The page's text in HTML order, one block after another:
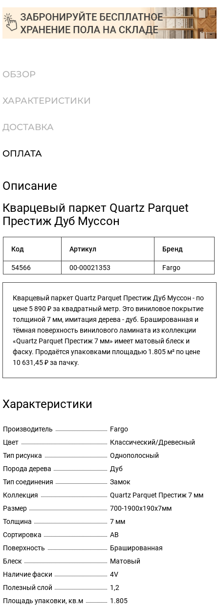
ОБЗОР
ХАРАКТЕРИСТИКИ
ДОСТАВКА
ОПЛАТА
Описание
​Кварцевый паркет Quartz Parquet
Престиж Дуб Муссон
Код Артикул Бренд
54566 00-00021353 Fargo
Кварцевый паркет Quartz Parquet Престиж Дуб Муссон - по
цене 5 890 ₽ за квадратный метр. Это виниловое покрытие
толщиной 7 мм, имитация дерева - дуб. Брашированная и
тёмная поверхность винилового ламината из коллекции
«Quartz Parquet Престиж 7 мм» имеет матовый блеск и
фаску. Продаётся упаковками площадью 1.805 м² по цене
10 631,45 ₽ за пачку.
Характеристики
Производитель
Fargo
Цвет
Классический/Древесный
Тип рисунка
Однополосный
Порода дерева
Дуб
Тип соединения
Замок
Коллекция
Quartz Parquet Престиж 7 мм
Размер
700-1900х190х7мм
Толщина
7 мм
Сортировка
AB
Поверхность
Брашированная
Блеск
Матовый
Наличие фаски
4V
Полезный слой
1,2
Площадь упаковки, кв.м
1.805